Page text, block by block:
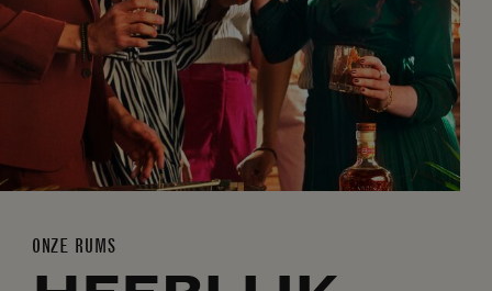
ONZE RUMS